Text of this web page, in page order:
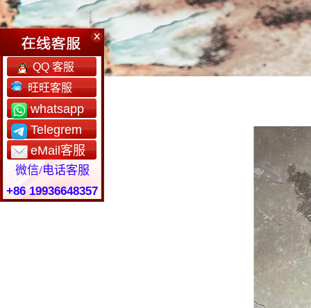
QQ 客服
旺旺客服
whatsapp
Telegrem
eMail客服
微信/电话客服
+86 19936648357